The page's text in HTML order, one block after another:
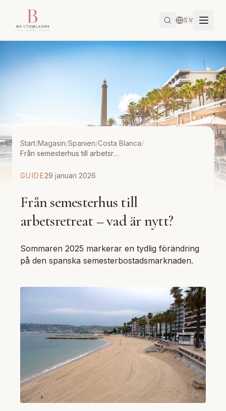
SV
Start/Magasin/Spanien/Costa Blanca/
Från semesterhus till arbetsretreat – vad är nytt?
GUIDE29 januari 2026
Från semesterhus till
arbetsretreat – vad är nytt?
Sommaren 2025 markerar en tydlig förändring
på den spanska semesterbostadsmarknaden.